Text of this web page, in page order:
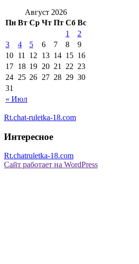
Август 2026
Пн Вт Ср Чт Пт Сб Вс
« Июл
1
2
3
4 5 6 7 8
9
10 11 12 13 14 15 16
17 18 19 20 21 22 23
24 25 26 27 28 29 30
31
Rt.chat-ruletka-18.com
Интересное
Rt.chatruletka-18.com
Сайт работает на WordPress